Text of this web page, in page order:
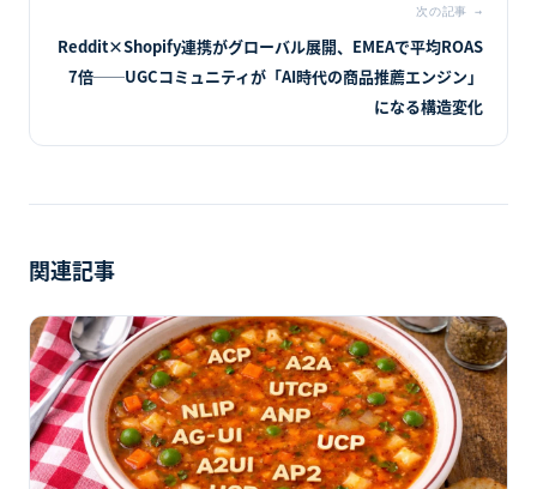
次の記事 →
Reddit×Shopify連携がグローバル展開、EMEAで平均ROAS
7倍──UGCコミュニティが「AI時代の商品推薦エンジン」
になる構造変化
関連記事